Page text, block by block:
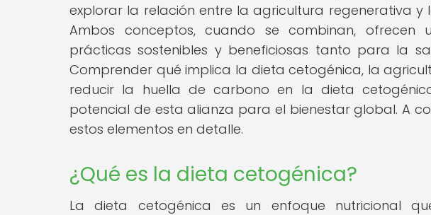
explorar la relación entre la agricultura regenerativa
Ambos conceptos, cuando se combinan, ofrecen
prácticas sostenibles y beneficiosas tanto para la
Comprender qué implica la dieta cetogénica, la
reducir la huella de carbono en la dieta
potencial de esta alianza para el bienestar global. A
estos elementos en detalle.
¿Qué es la dieta cetogénica?
La dieta cetogénica es un enfoque nutricional